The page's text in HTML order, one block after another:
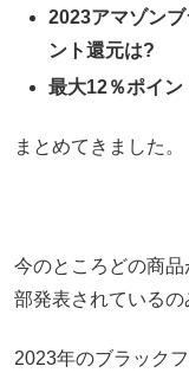
2023アマゾン
ント還元は?
最大12％ポイン
まとめてきました。
今のところどの商
部発表されているの
2023年のブラック